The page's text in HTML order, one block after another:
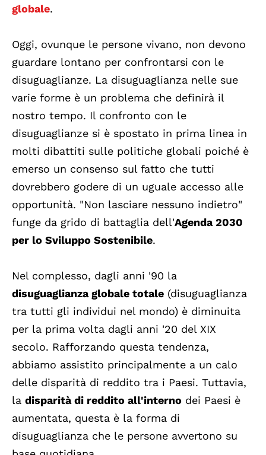
globale.
Oggi, ovunque le persone vivano, non devono
guardare lontano per confrontarsi con le
disuguaglianze. La disuguaglianza nelle sue
varie forme è un problema che definirà il
nostro tempo. Il confronto con le
disuguaglianze si è spostato in prima linea in
molti dibattiti sulle politiche globali poiché è
emerso un consenso sul fatto che tutti
dovrebbero godere di un uguale accesso alle
opportunità. "Non lasciare nessuno indietro"
funge da grido di battaglia dell'Agenda 2030
per lo Sviluppo Sostenibile.
Nel complesso, dagli anni '90 la
disuguaglianza globale totale (disuguaglianza
tra tutti gli individui nel mondo) è diminuita
per la prima volta dagli anni '20 del XIX
secolo. Rafforzando questa tendenza,
abbiamo assistito principalmente a un calo
delle disparità di reddito tra i Paesi. Tuttavia,
la disparità di reddito all'interno dei Paesi è
aumentata, questa è la forma di
disuguaglianza che le persone avvertono su